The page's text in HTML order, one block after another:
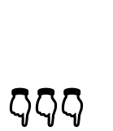
👇👇👇